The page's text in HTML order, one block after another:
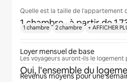
Quelle est la taille de l'appartement
1 chambre · à partir de 1
Les voyageurs auront-ils le logement
Oui, l'ensemble du
1 chambre 2 chambre + AFFICHER
Loyer mensuel de base
Revenus moyens pour une